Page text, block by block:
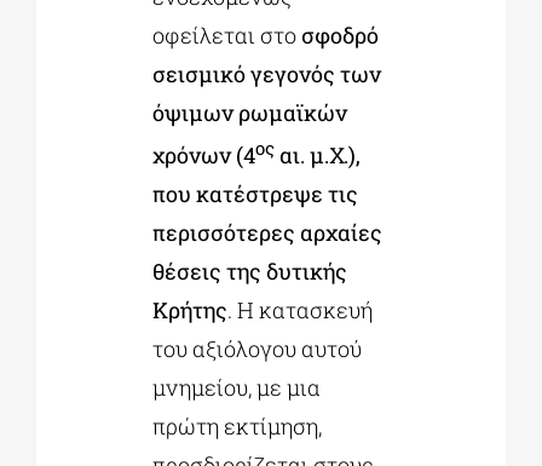
οφείλεται στο σφοδρό
σεισμικό γεγονός των
όψιμων ρωμαϊκών
χρόνων (4οςαι. μ.Χ.),
που κατέστρεψε τις
περισσότερες αρχαίες
θέσεις της δυτικής
Κρήτης. Η κατασκευή
του αξιόλογου αυτού
μνημείου, με μια
πρώτη εκτίμηση,